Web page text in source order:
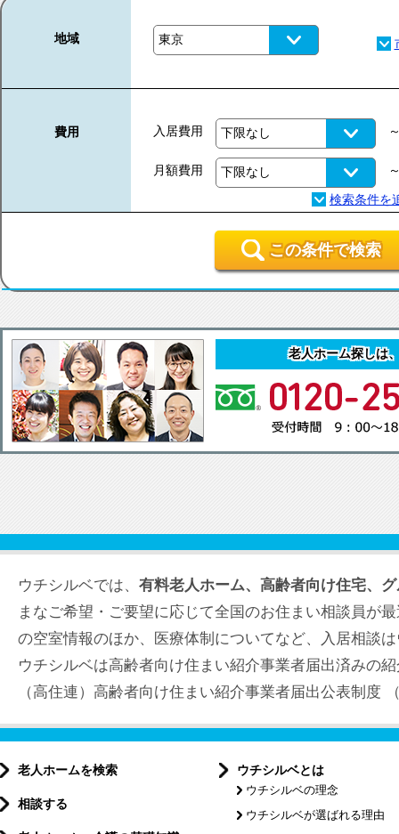
地域
費用 入居費用
月額費用
この条件で検索
老人ホーム探しは
ウチシルベでは、 有料老人ホーム、高齢者向け住宅、
まなご希望・ご要望に応じて全国のお住まい相談員が
の空室情報のほか、医療体制についてなど、入居相談
ウチシルベは高齢者向け住まい紹介事業者届出済みの
（高住連）高齢者向け住まい紹介事業者届出公表制度
老人ホームを検索
相談する
ウチシルベとは
ウチシルベの理念
ウチシルベが選ばれる理由